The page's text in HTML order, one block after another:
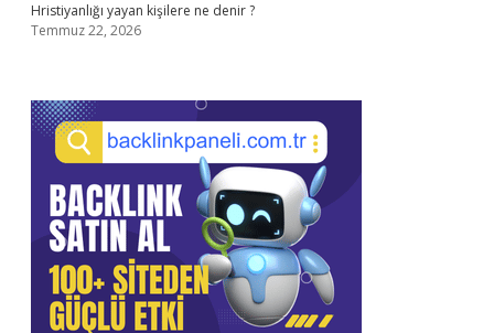
Hristiyanlığı yayan kişilere ne denir ?
Temmuz 22, 2026